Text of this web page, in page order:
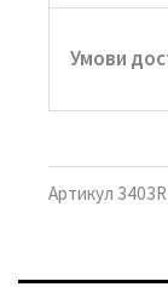
Умови
Артикул 3403R